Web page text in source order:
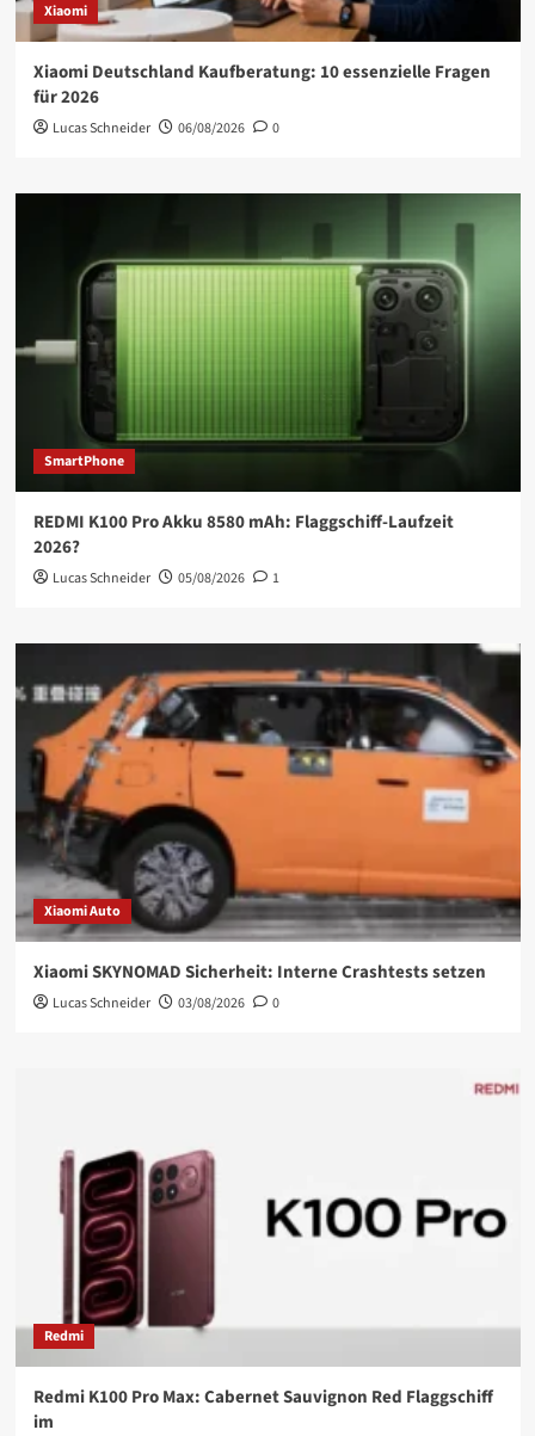
Xiaomi
Xiaomi Deutschland Kaufberatung: 10 essenzielle Fragen
für 2026
Lucas Schneider 06/08/2026 0
SmartPhone
REDMI K100 Pro Akku 8580 mAh: Flaggschiff-Laufzeit
2026?
Lucas Schneider 05/08/2026 1
Xiaomi Auto
Xiaomi SKYNOMAD Sicherheit: Interne Crashtests setzen
Lucas Schneider 03/08/2026 0
Redmi
Redmi K100 Pro Max: Cabernet Sauvignon Red Flaggschiff
im